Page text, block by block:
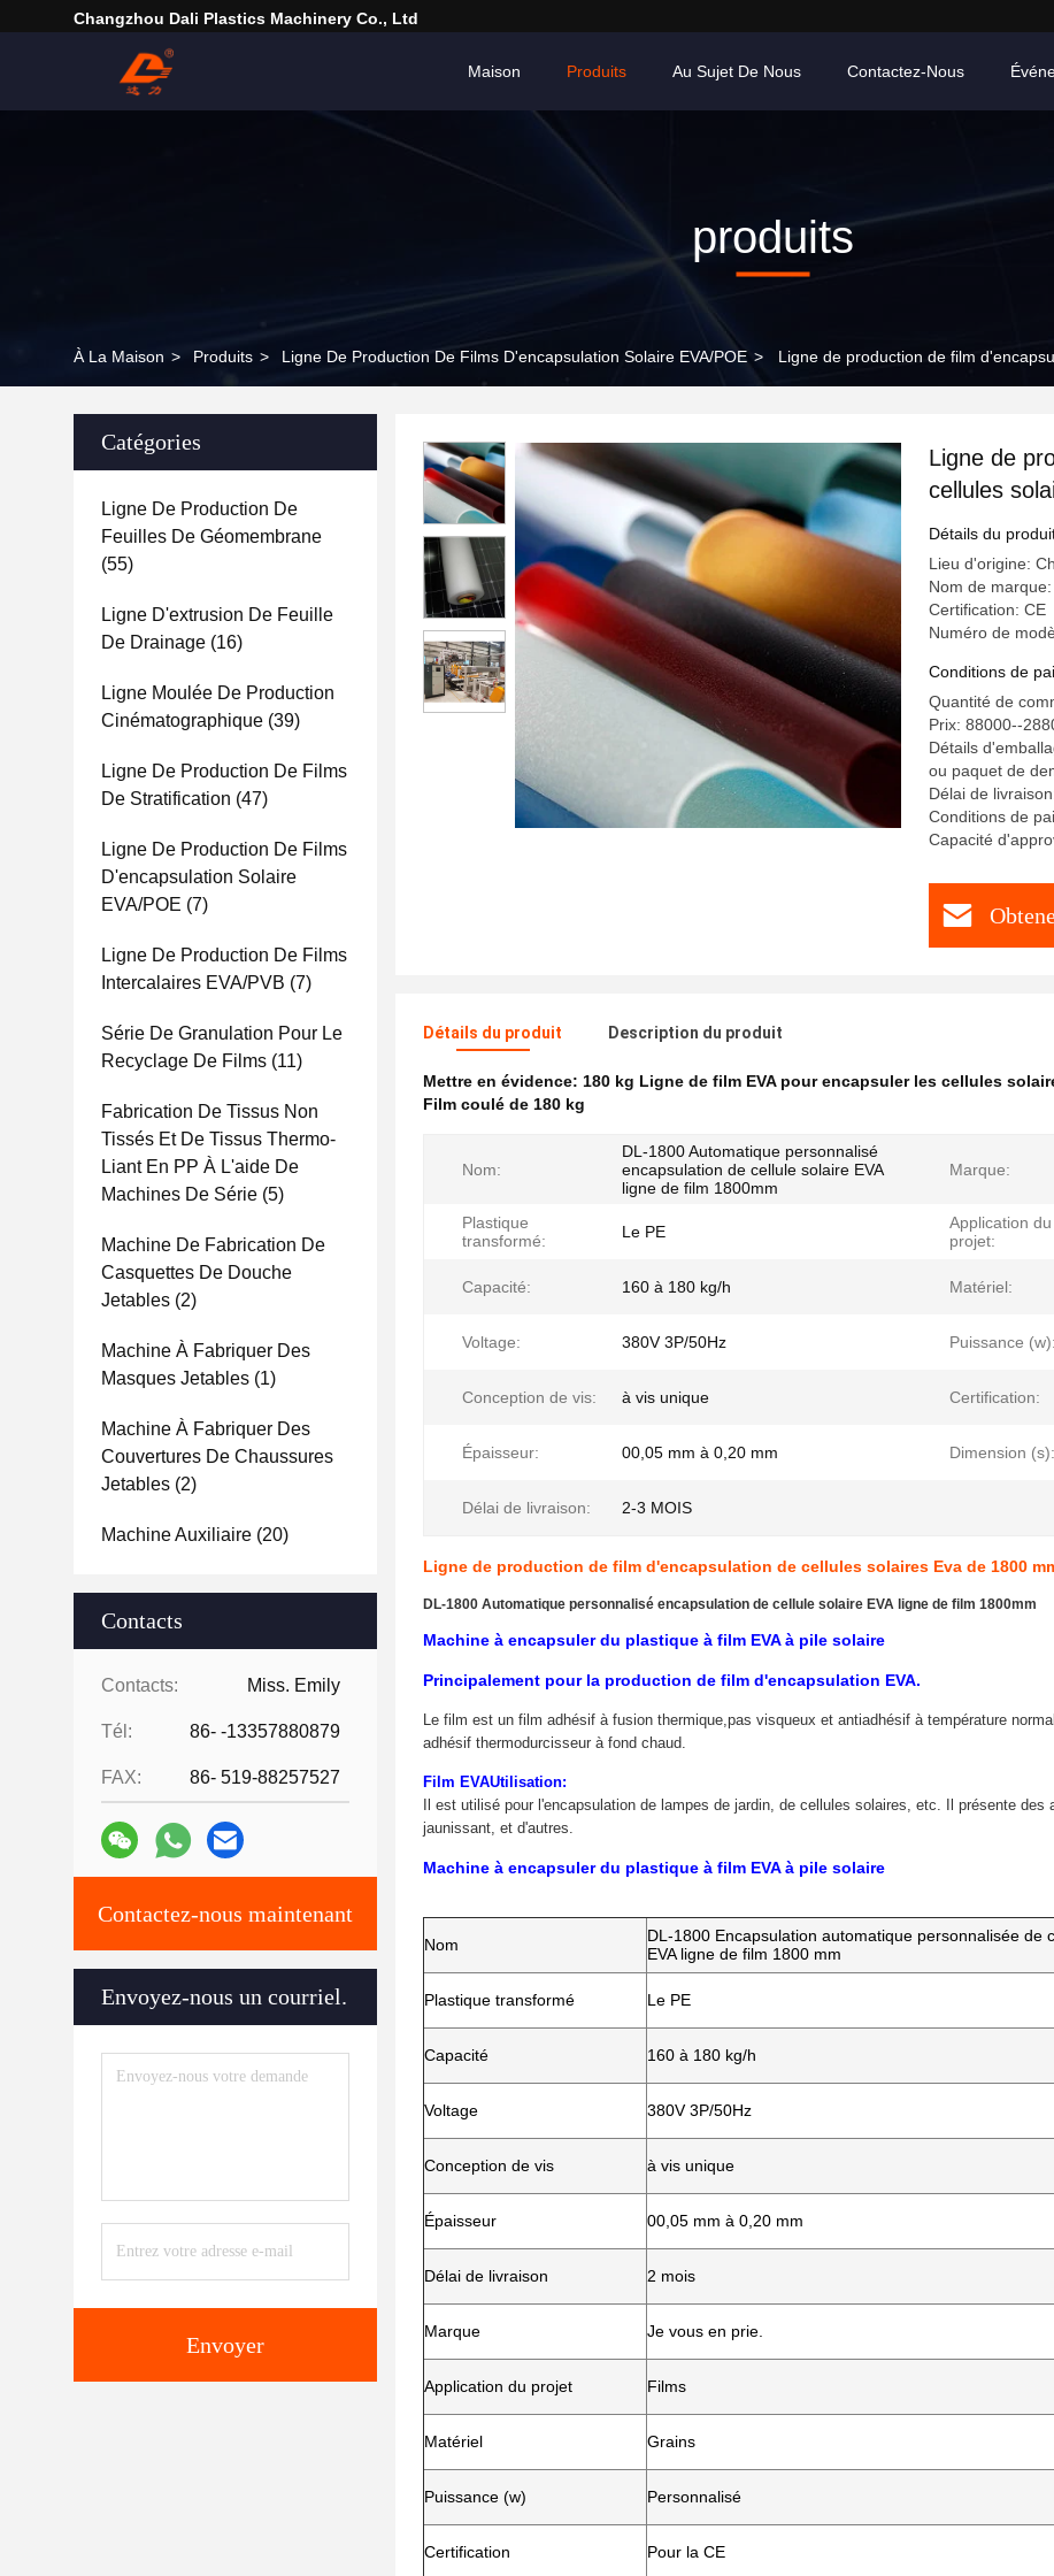
Changzhou Dali Plastics Machinery Co., Ltd
Maison Produits Au Sujet De Nous Contactez-Nous
produits
À La Maison > Produits > Ligne De Production De Films D'encapsulation Solaire EVA/POE > Ligne de production de film
Catégories
Ligne De Production De
Feuilles De Géomembrane
(55)
Ligne D'extrusion De Feuille
De Drainage (16)
Ligne Moulée De Production
Cinématographique (39)
Ligne De Production De Films
De Stratification (47)
Ligne De Production De Films
D'encapsulation Solaire
EVA/POE (7)
Ligne De Production De Films
Intercalaires EVA/PVB (7)
Série De Granulation Pour Le
Recyclage De Films (11)
Fabrication De Tissus Non
Tissés Et De Tissus Thermo-
Liant En PP À L'aide De
Machines De Série (5)
Machine De Fabrication De
Casquettes De Douche
Jetables (2)
Machine À Fabriquer Des
Masques Jetables (1)
Machine À Fabriquer Des
Couvertures De Chaussures
Jetables (2)
Machine Auxiliaire (20)
Contacts
Contacts: Miss. Emily
Tél: 86- -13357880879
FAX: 86- 519-88257527
Contactez-nous maintenant
Envoyez-nous un courriel.
Envoyer
Ligne de
cellules
Détails du
Lieu d'origine:
Nom de
Certification: CE
Numéro de
Conditions de
Quantité de
Prix: 88000--
Détails
ou paquet de
Délai de
Conditions de
Capacité
Détails du produit Description du produit
Mettre en évidence: 180 kg Ligne de film EVA pour encapsuler les cellules
Film coulé de 180 kg
Nom:
DL-1800 Automatique personnalisé
encapsulation de cellule solaire EVA
ligne de film 1800mm
Marque:
Plastique
transformé:
Le PE
Application du
projet:
Capacité: 160 à 180 kg/h Matériel:
Voltage: 380V 3P/50Hz Puissance (w):
Conception de vis: à vis unique Certification:
Épaisseur: 00,05 mm à 0,20 mm Dimension (s):
Délai de livraison: 2-3 MOIS
Ligne de production de film d'encapsulation de cellules solaires Eva de 1800
DL-1800 Automatique personnalisé encapsulation de cellule solaire EVA ligne de film 1800mm
Machine à encapsuler du plastique à film EVA à pile solaire
Principalement pour la production de film d'encapsulation EVA.
Le film est un film adhésif à fusion thermique,pas visqueux et antiadhésif à température
adhésif thermodurcisseur à fond chaud.
Film EVAUtilisation:
Il est utilisé pour l'encapsulation de lampes de jardin, de cellules solaires, etc. Il présente
jaunissant, et d'autres.
Machine à encapsuler du plastique à film EVA à pile solaire
Nom
DL-1800 Encapsulation automatique personnalisée de
EVA ligne de film 1800 mm
Plastique transformé Le PE
Capacité 160 à 180 kg/h
Voltage 380V 3P/50Hz
Conception de vis à vis unique
Épaisseur 00,05 mm à 0,20 mm
Délai de livraison 2 mois
Marque Je vous en prie.
Application du projet Films
Matériel Grains
Puissance (w) Personnalisé
Certification Pour la CE